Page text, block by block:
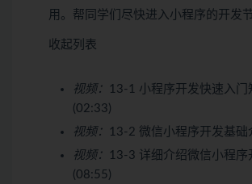
用。帮同学们尽快进入小程序的开发节
收起列表
视频：
13-1 小程序开发快速入门
(02:33)
视频：
13-2 微信小程序开发基础
视频：
13-3 详细介绍微信小程序
(08:55)